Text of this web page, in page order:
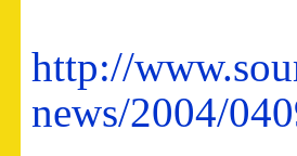
http://
news/2004/